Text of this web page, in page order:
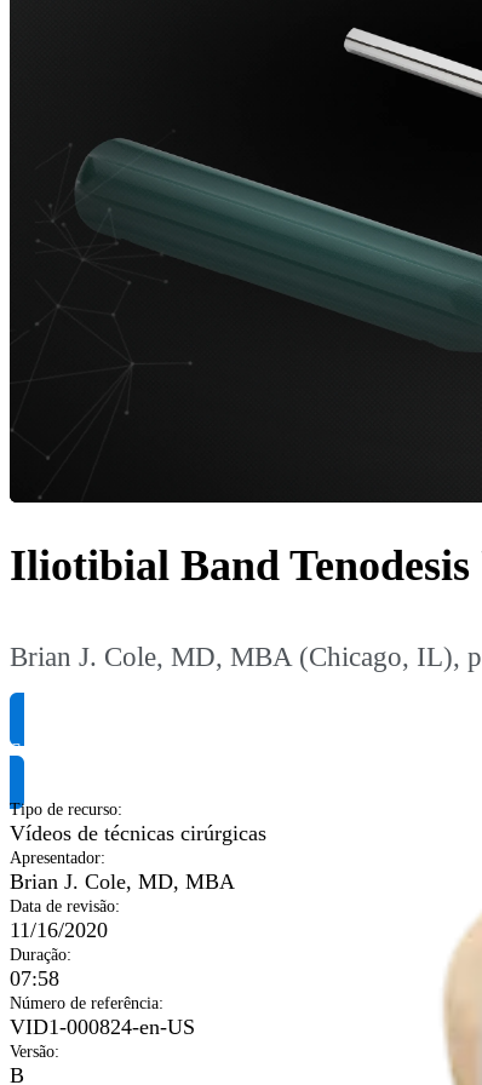
chevron_right
Iliotibial Band
Brian J. Cole, MD, MBA (Chicago, IL),
Solicite informação do produto
Tipo de recurso:
Vídeos de técnicas cirúrgicas
Apresentador:
Brian J. Cole, MD, MBA
Data de revisão:
11/16/2020
Duração:
07:58
Número de referência:
VID1-000824-en-US
Versão:
B